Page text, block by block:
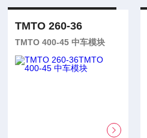
TMTO 260-36
TMTO 400-45 中车模块